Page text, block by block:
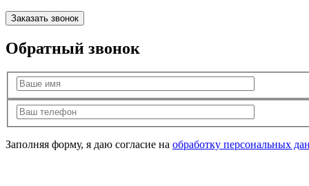
Заказать звонок
Обратный звонок
Заполняя форму, я даю согласие на обработку персональных